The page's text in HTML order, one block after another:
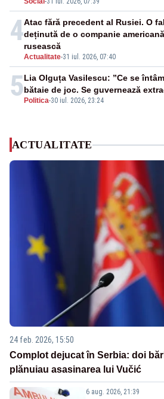
4
Actualitate-31 iul. 2026, 07:40
Atac fără precedent al Rusiei. O
deținută de o companie
rusească
5 Politica-30 iul. 2026, 23:24
Lia Olguța Vasilescu: ”Ce se
bătaie de joc. Se guvernează
ACTUALITATE
24 feb. 2026, 15:50
Complot dejucat în Serbia: doi
plănuiau asasinarea lui Vučić
6 aug. 2026, 21:39